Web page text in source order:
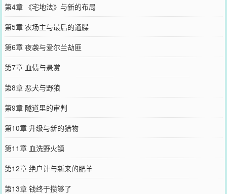
第4章 《宅地法》与新的布局
第5章 农场主与最后的通牒
第6章 夜袭与爱尔兰劫匪
第7章 血债与悬赏
第8章 恶犬与野狼
第9章 隧道里的审判
第10章 升级与新的猎物
第11章 血洗野火镇
第12章 绝户计与新来的肥羊
第13章 钱终于攒够了